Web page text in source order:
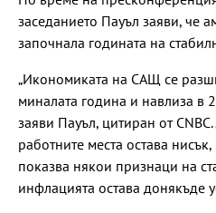
заседанието Пауъл заяви, че
започнала годината на
„Икономиката на САЩ се
миналата година и навлиза в
заяви Пауъл, цитиран от
работните места остава
показва някои признаци на
инфлацията остава донякъде